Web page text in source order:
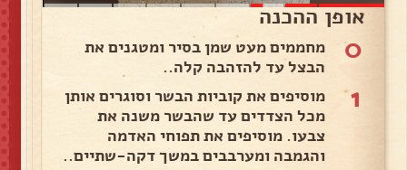
אופן ההכנה
0
מחממים מעט שמן בסיר ומטגנים את
הבצל עד להזהבה קלה..
1
מוסיפים את קוביות הבשר וסוגרים אותן
מכל הצדדים עד שהבשר משנה את
צבעו. מוסיפים את תפוחי האדמה
והגמבה ומערבבים במשך דקה-שתיים..